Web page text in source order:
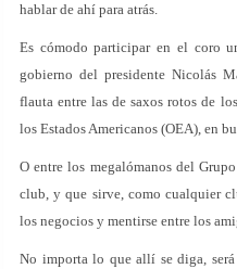
hablar de ahí para atrás.
Es cómodo participar en el coro
gobierno del presidente Nicolás
flauta entre las de saxos rotos de
los Estados Americanos (OEA), en
O entre los megalómanos del
club, y que sirve, como cualquier
los negocios y mentirse entre los
No importa lo que allí se diga, será